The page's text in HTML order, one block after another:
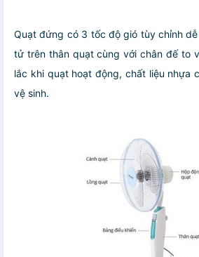
Quạt đứng có 3 tốc độ gió tùy chỉnh
tử trên thân quạt cùng với chân đế to
lắc khi quạt hoạt động, chất liệu nhựa
vệ sinh.